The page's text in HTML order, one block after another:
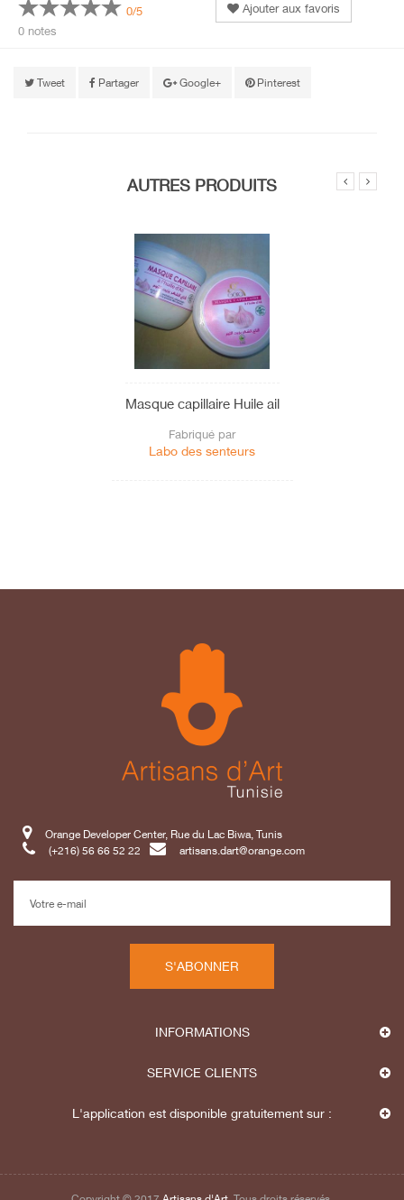
0/5
Ajouter aux favoris
0 notes
Tweet Partager Google+ Pinterest
AUTRES PRODUITS
Masque capillaire Huile ail
Fabriqué par
Labo des senteurs
Orange Developer Center, Rue du Lac Biwa, Tunis
(+216) 56 66 52 22
artisans.dart@orange.com
S'ABONNER
INFORMATIONS
SERVICE CLIENTS
L'application est disponible gratuitement sur :